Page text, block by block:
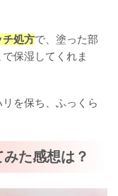
チ処方で、塗った部
保湿してくれま
リを保ち、ふっくら
た感想は？